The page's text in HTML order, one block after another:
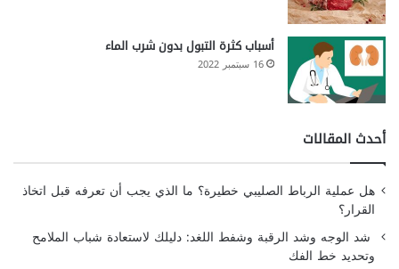
أسباب كثرة التبول بدون شرب الماء
16 سبتمبر 2022
أحدث المقالات
هل عملية الرباط الصليبي خطيرة؟ ما الذي يجب أن تعرفه قبل اتخاذ
القرار؟
شد الوجه وشد الرقبة وشفط اللغد: دليلك لاستعادة شباب الملامح
وتحديد خط الفك